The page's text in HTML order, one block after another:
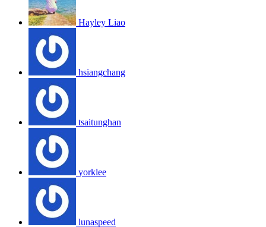
Hayley Liao
hsiangchang
tsaitunghan
yorklee
lunaspeed